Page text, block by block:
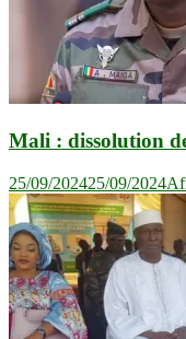
Mali : dissolution
25/09/202425/09/2024